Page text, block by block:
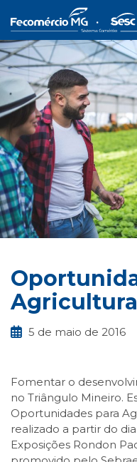
5 de maio de 2016
Fomentar o
no Triângulo Mineiro.
Oportunidades para
realizado a partir do
Exposições Rondon